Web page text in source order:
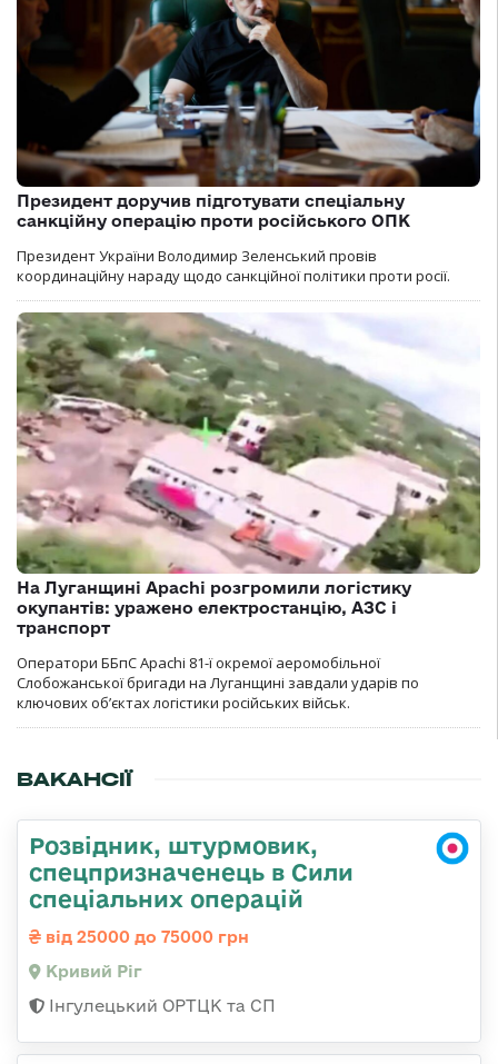
Президент доручив підготувати спеціальну
санкційну операцію проти російського ОПК
Президент України Володимир Зеленський провів
координаційну нараду щодо санкційної політики проти росії.
На Луганщині Apachi розгромили логістику
окупантів: уражено електростанцію, АЗС і
транспорт
Оператори ББпС Apachi 81-ї окремої аеромобільної
Слобожанської бригади на Луганщині завдали ударів по
ключових об’єктах логістики російських військ.
ВАКАНСІЇ
Розвідник, штурмовик,
спецпризначенець в Сили
спеціальних операцій
від 25000 до 75000 грн
Кривий Ріг
Інгулецький ОРТЦК та СП